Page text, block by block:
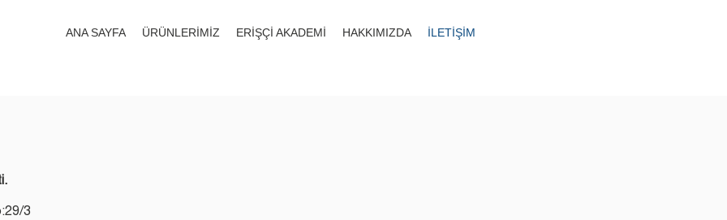
ANA SAYFA ÜRÜNLERİMİZ ERİŞÇİ AKADEMİ HAKKIMIZDA İLETİŞİM
3